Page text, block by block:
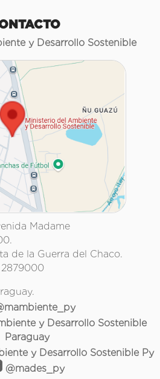
y Desarrollo Sostenible
Madame
de la Guerra del Chaco.
2879000
y Desarrollo Sostenible
Paraguay
y Desarrollo Sostenible Py
@mades_py